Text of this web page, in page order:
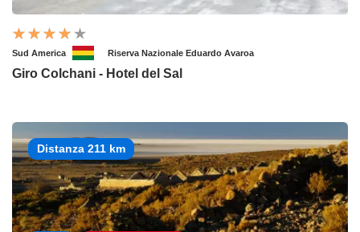
Sud America Riserva Nazionale Eduardo Avaroa
Giro Colchani - Hotel del Sal
Distanza 211 km